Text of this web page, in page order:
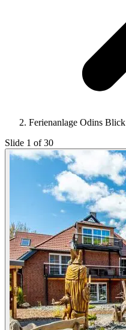
Ferienanlage Odins Blick
Slide 1 of 30